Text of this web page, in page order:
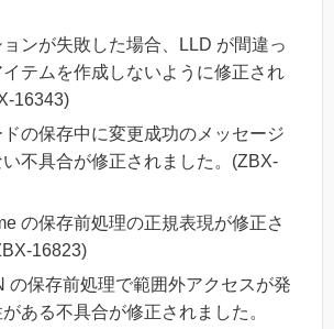
ョンが失敗した場合、LLD が間違っ
テムを作成しないように修正され
16343)
の保存中に変更成功のメッセージ
不具合が修正されました。(ZBX-
の保存前処理の正規表現が修正さ
16823)
の保存前処理で範囲外アクセスが発
ある不具合が修正されました。